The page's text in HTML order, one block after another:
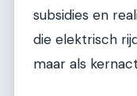
subsidies en
die elektrisch
maar als